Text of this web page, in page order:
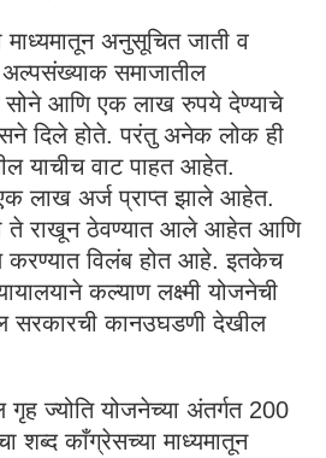
माध्यमातून अनुसूचित जाती व
समाजातील
सोने आणि एक लाख रुपये देण्याचे
दिले होते. परंतु अनेक लोक ही
याचीच वाट पाहत आहेत.
लाख अर्ज प्राप्त झाले आहेत.
ते राखून ठेवण्यात आले आहेत आणि
करण्यात विलंब होत आहे. इतकेच
कल्याण लक्ष्मी योजनेची
सरकारची कानउघडणी देखील
ज्योति योजनेच्या अंतर्गत 200
शब्द काँग्रेसच्या माध्यमातून